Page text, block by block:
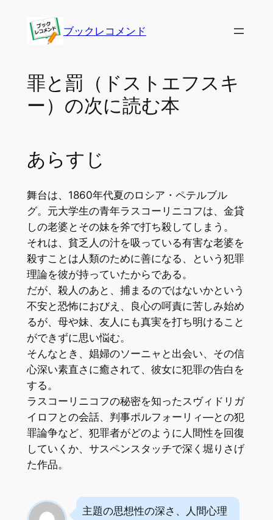
ブックレコメンド
罪と罰（ドストエフスキ
ー）の次に読む本
あらすじ
舞台は、1860年代夏のロシア・ペテルブル
グ。元大学生の青年ラスコーリニコフは、金貸
しの老婆とその妹を斧で打ち殺してしまう。
それは、貧乏人の汁を吸っている有害な老婆を
殺すことは人類のために善になる、という犯罪
理論を彼が持っていたからである。
だが、殺人のあと、捕まるのではないかという
不安と恐怖におびえ、良心の呵責に苦しみ始め
るが、母や妹、友人にも真実を打ち明けること
ができずに思い悩む。
そんなとき、娼婦のソーニャと出会い、その信
心深い素直さに癒されて、彼女に犯罪の告白を
する。
ラスコーリニコフの秘密を知ったスヴィドリガ
イロフとの会話、判事ポルフォーリィ―との犯
罪論争など、犯罪者がどのように人間性を回復
していくか、サスペンスタッチで深く堀りさげ
た作品。
主題の思想性の深さ、人間心理